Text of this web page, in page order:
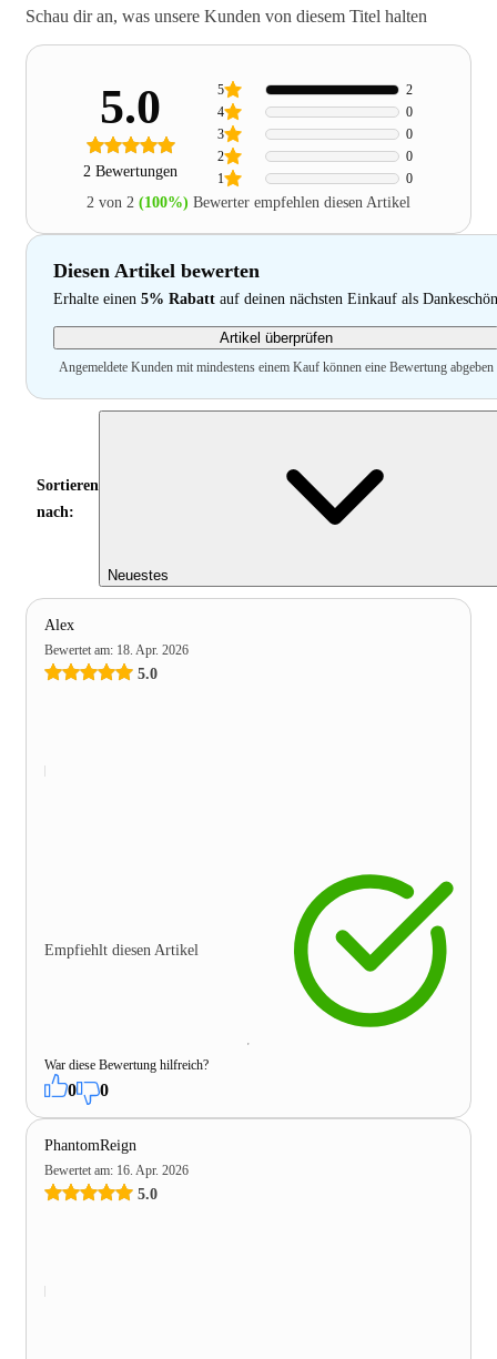
Schau dir an, was unsere Kunden von diesem Titel halten
5.0
2 Bewertungen 1 0
2 0
3 0
4 0
5 2
2 von 2 (100%) Bewerter empfehlen diesen Artikel
Diesen Artikel bewerten
Erhalte einen 5% Rabatt auf deinen nächsten Einkauf als Dankeschön
Artikel überprüfen
Angemeldete Kunden mit mindestens einem Kauf können eine Bewertung abgeben
Sortieren
nach:
Neuestes
Alex
Bewertet am: 18. Apr. 2026
5.0
Empfiehlt diesen Artikel
War diese Bewertung hilfreich?
0 0
PhantomReign
Bewertet am: 16. Apr. 2026
5.0